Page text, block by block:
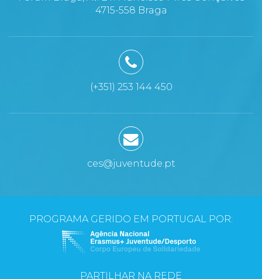
4715-558 Braga
(+351) 253 144 450
ces@juventude.pt
PROGRAMA GERIDO EM PORTUGAL POR:
PARTILHAR NA REDE